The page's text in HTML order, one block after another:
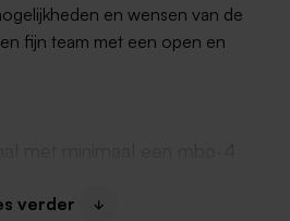
en wensen van de
fijn team met een open en
verder